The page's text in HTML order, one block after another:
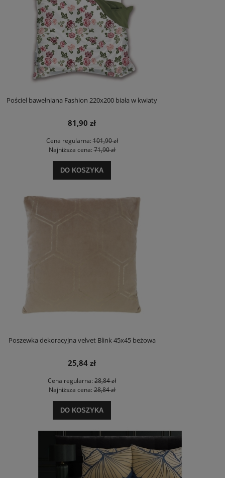
Pościel bawełniana Fashion 220x200 biała w kwiaty
81,90 zł
Cena regularna:101,90 zł
Najniższa cena:71,90 zł
DO KOSZYKA
Poszewka dekoracyjna velvet Blink 45x45 beżowa
25,84 zł
Cena regularna: 28,84 zł
Najniższa cena:28,84 zł
DO KOSZYKA